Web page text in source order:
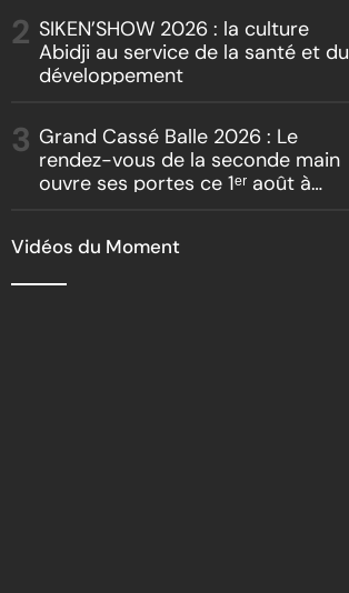
« Boss vs Boss »
SIKEN’SHOW 2026 : la culture
Abidji au service de la santé et du
développement
Grand Cassé Balle 2026 : Le
rendez-vous de la seconde main
ouvre ses portes ce 1ᵉʳ août à
Vidéos du Moment